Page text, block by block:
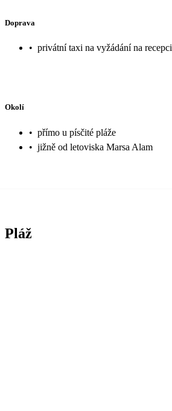
Doprava
• privátní taxi na vyžádání na recepci
Okolí
• přímo u písčité pláže
• jižně od letoviska Marsa Alam
Pláž